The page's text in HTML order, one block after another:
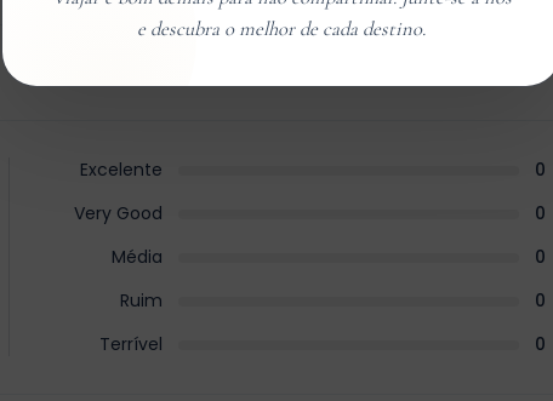
Excelente
0
Very Good
0
Média
0
Ruim
0
Terrível
0
e descubra o melhor de cada destino.